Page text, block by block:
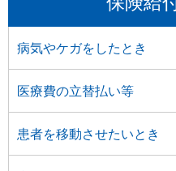
病気やケガをしたとき
医療費の立替払い等
患者を移動させたいとき